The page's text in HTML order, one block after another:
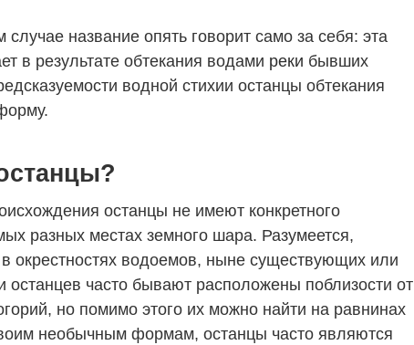
случае название опять говорит само за себя: эта
в результате обтекания водами реки бывших
водной стихии останцы обтекания
останцы не имеют конкретного
разных местах земного шара. Разумеется,
окрестностях водоемов, ныне существующих или
останцев часто бывают расположены поблизости от
но помимо этого их можно найти на равнинах
необычным формам, останцы часто являются